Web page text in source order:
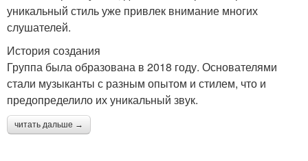
уникальный стиль уже привлек внимание многих
слушателей.
История создания
Группа была образована в 2018 году. Основателями
стали музыканты с разным опытом и стилем, что и
предопределило их уникальный звук.
читать дальше →